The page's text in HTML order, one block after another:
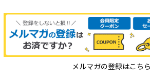
メルマガの登録はこちら